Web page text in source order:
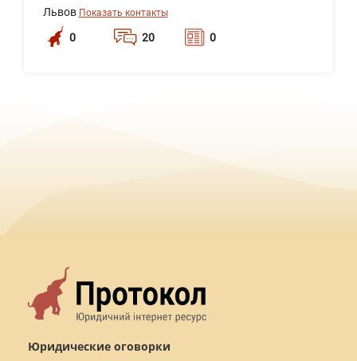
Львов Показать контакты
0 20 0
Юридические оговорки